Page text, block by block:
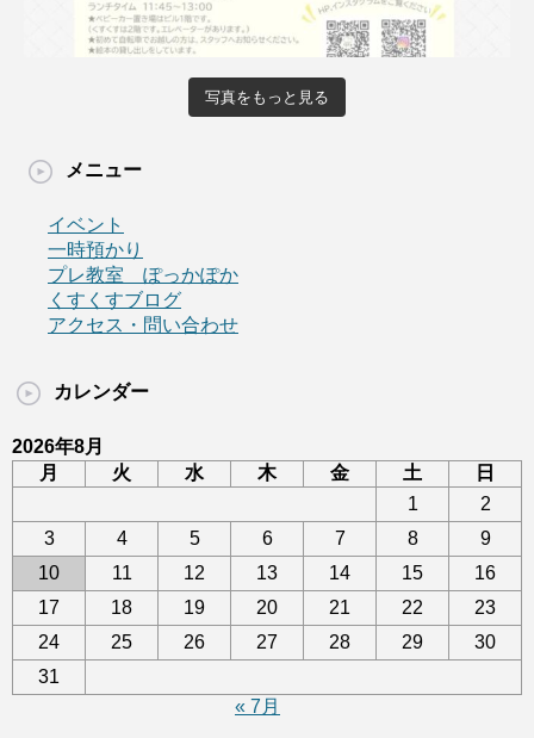
写真をもっと見る
メニュー
イベント
一時預かり
プレ教室 ぽっかぽか
くすくすブログ
アクセス・問い合わせ
カレンダー
2026年8月
月
火 水 木 金 土
日
1
2
3
4 5 6 7 8
9
10
11 12 13 14 15
16
17
18 19 20 21 22
23
24
25 26 27 28 29
30
31
« 7月